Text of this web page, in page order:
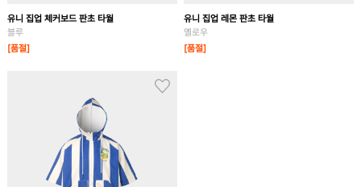
유니 집업 체커보드 판초 타월
블루
[품절]
유니 집업 레몬 판초 타월
옐로우
[품절]